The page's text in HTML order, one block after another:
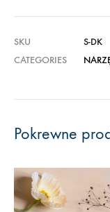
SKU
S-DK
CATEGORIES
Pokrewne